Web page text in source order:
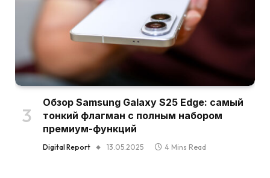
Обзор Samsung Galaxy S25 Edge: самый
тонкий флагман с полным набором
премиум-функций
Digital Report 13.05.2025 4 Mins Read